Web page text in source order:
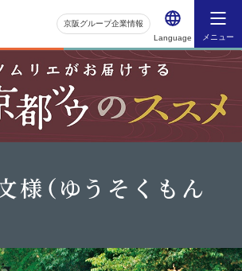
Language メニュー
京阪グループ企業情報
様（ゆうそくもん